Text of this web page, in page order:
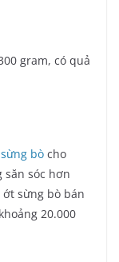
gram, có quả
bò cho
săn sóc hơn
sừng bò bán
20.000